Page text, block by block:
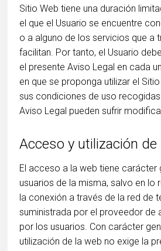
Sitio Web tiene una duración
el que el Usuario se encuentre
o a alguno de los servicios que a
facilitan. Por tanto, el Usuario
el presente Aviso Legal en cada
en que se proponga utilizar el
sus condiciones de uso
Aviso Legal pueden sufrir
Acceso y utilización de
El acceso a la web tiene carácter
usuarios de la misma, salvo en lo
la conexión a través de la red de
suministrada por el proveedor
por los usuarios. Con carácter
utilización de la web no exige la